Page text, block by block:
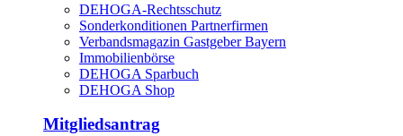
DEHOGA-Rechtsschutz
Sonderkonditionen Partnerfirmen
Verbandsmagazin Gastgeber Bayern
Immobilienbörse
DEHOGA Sparbuch
DEHOGA Shop
Mitgliedsantrag